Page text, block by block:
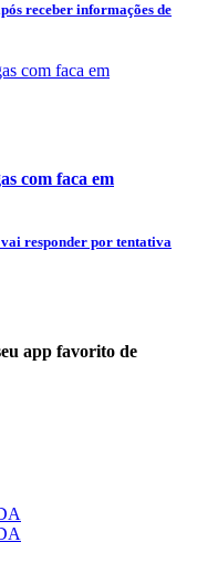
receber informações de
com faca em
responder por tentativa
app favorito de